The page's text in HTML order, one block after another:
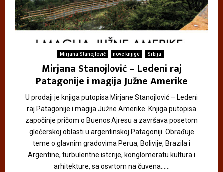
Mirjana Stanojlović nove knjige Srbija
Mirjana Stanojlović – Ledeni raj
Patagonije i magija Južne Amerike
U prodaji je knjiga putopisa Mirjane Stanojlović – Ledeni
raj Patagonije i magija Južne Amerike. Knjiga putopisa
započinje pričom o Buenos Ajresu a završava posetom
glečerskoj oblasti u argentinskoj Patagoniji. Obrađuje
teme o glavnim gradovima Perua, Bolivije, Brazila i
Argentine, turbulentne istorije, konglomeratu kultura i
arhitekture, sa osvrtom na čuvena......